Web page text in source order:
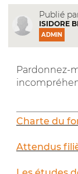
Publié
ISIDORE
ADMIN
Charte du
Attendus